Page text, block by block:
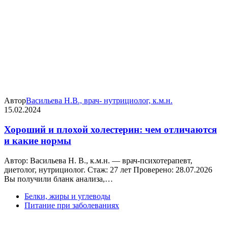
АвторВасильева Н.В., врач- нутрициолог, к.м.н.
15.02.2024
Хороший и плохой холестерин: чем отличаются
и какие нормы
Автор: Васильева Н. В., к.м.н. — врач-психотерапевт,
диетолог, нутрициолог. Стаж: 27 лет Проверено: 28.07.2026
Вы получили бланк анализа,…
Белки, жиры и углеводы
Питание при заболеваниях